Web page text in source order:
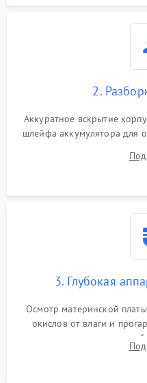
2.
Аккуратное вскрытие
шлейфа аккумулятора для
высохшей
3. Глубокая
Осмотр материнской
окислов от влаги и
дежурных
мультиконтроллера,